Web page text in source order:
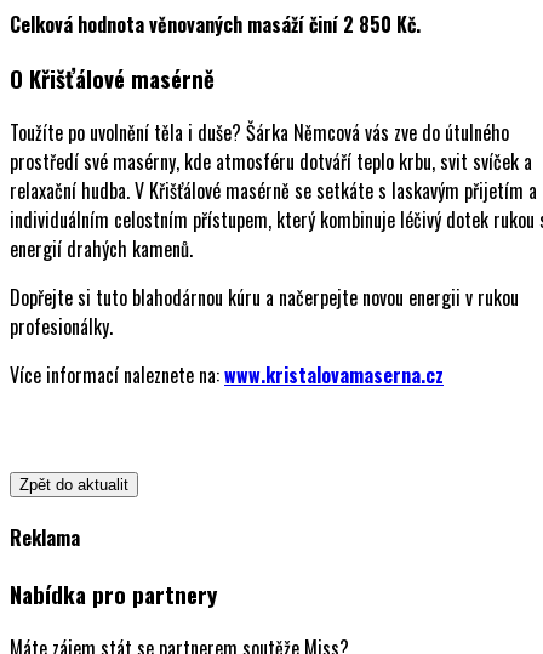
Celková hodnota věnovaných masáží činí 2 850 Kč.
O Křišťálové masérně
Toužíte po uvolnění těla i duše? Šárka Němcová vás zve do útulného
prostředí své masérny, kde atmosféru dotváří teplo krbu, svit svíček a
relaxační hudba. V Křišťálové masérně se setkáte s laskavým přijetím a
individuálním celostním přístupem, který kombinuje léčivý dotek rukou
energií drahých kamenů.
Dopřejte si tuto blahodárnou kúru a načerpejte novou energii v rukou
profesionálky.
Více informací naleznete na:www.kristalovamaserna.cz
Zpět do aktualit
Reklama
Nabídka pro partnery
Máte zájem stát se partnerem soutěže Miss?